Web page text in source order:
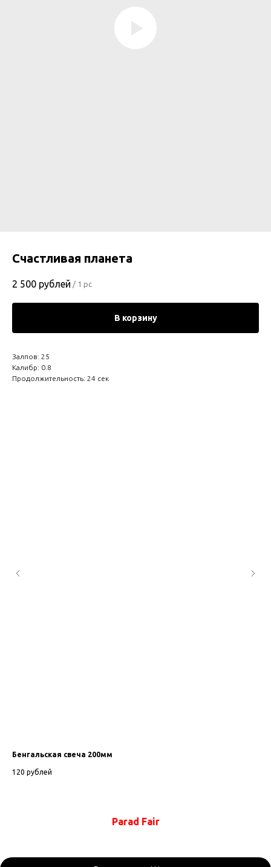
Счастливая планета
2 500 рублей / 1 pc
В корзину
Залпов: 25
Калибр: 0.8
Продолжительность: 24 сек
Бенгальская свеча 200мм
120 рублей
Parad Fair